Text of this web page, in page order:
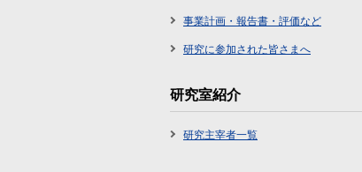
事業計画・報告書・評価など
研究に参加された皆さまへ
研究室紹介
研究主宰者一覧